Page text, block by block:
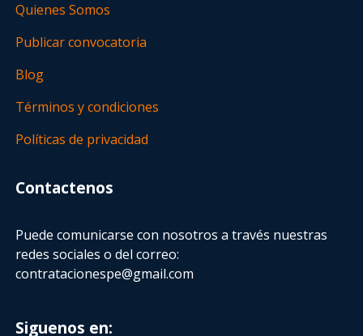
Quienes Somos
Publicar convocatoria
Blog
Términos y condiciones
Políticas de privacidad
Contactenos
Puede comunicarse con nosotros a través nuestras
redes sociales o del correo:
contratacionespe@gmail.com
Siguenos en: